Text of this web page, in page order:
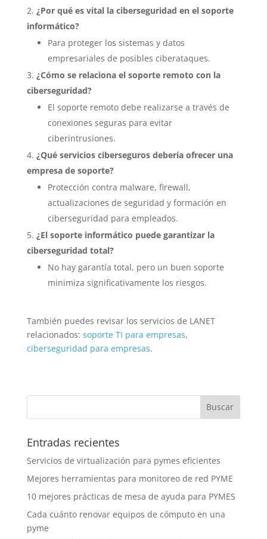
¿Por qué es vital la ciberseguridad en el soporte
informático?
Para proteger los sistemas y datos
empresariales de posibles ciberataques.
¿Cómo se relaciona el soporte remoto con la
ciberseguridad?
El soporte remoto debe realizarse a través de
conexiones seguras para evitar
ciberintrusiones.
¿Qué servicios ciberseguros debería ofrecer una
empresa de soporte?
Protección contra malware, firewall,
actualizaciones de seguridad y formación en
ciberseguridad para empleados.
¿El soporte informático puede garantizar la
ciberseguridad total?
No hay garantía total, pero un buen soporte
minimiza significativamente los riesgos.
También puedes revisar los servicios de LANET
relacionados: soporte TI para empresas,
ciberseguridad para empresas.
Entradas recientes
Servicios de virtualización para pymes eficientes
Mejores herramientas para monitoreo de red PYME
10 mejores prácticas de mesa de ayuda para PYMES
Cada cuánto renovar equipos de cómputo en una
pyme